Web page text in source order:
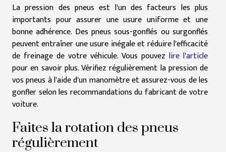
La pression des pneus est l'un des facteurs les plus
importants pour assurer une usure uniforme et une
bonne adhérence. Des pneus sous-gonflés ou surgonflés
peuvent entraîner une usure inégale et réduire l'efficacité
de freinage de votre véhicule. Vous pouvez lire l'article
pour en savoir plus. Vérifiez régulièrement la pression de
vos pneus à l'aide d'un manomètre et assurez-vous de les
gonfler selon les recommandations du fabricant de votre
voiture.
Faites la rotation des pneus
régulièrement